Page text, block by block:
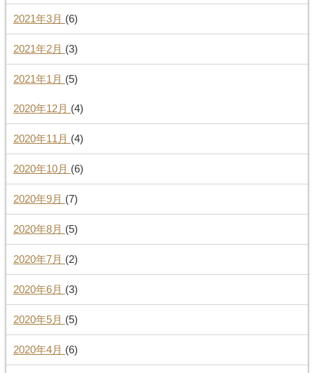
2021年3月 (6)
2021年2月 (3)
2021年1月 (5)
2020年12月 (4)
2020年11月 (4)
2020年10月 (6)
2020年9月 (7)
2020年8月 (5)
2020年7月 (2)
2020年6月 (3)
2020年5月 (5)
2020年4月 (6)